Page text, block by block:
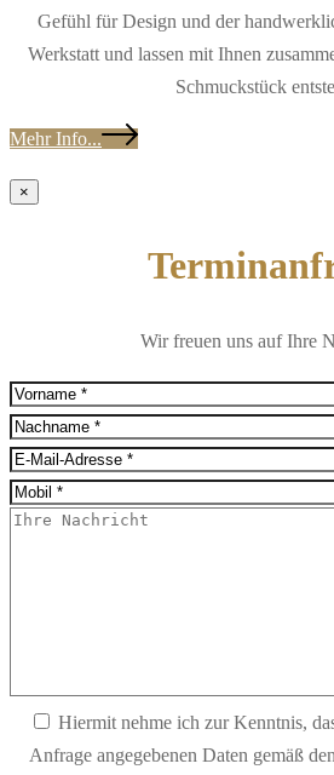
Gefühl für Design und der
Werkstatt und lassen mit Ihnen
Schmuckstück
Mehr Info...
×
Wir freuen uns auf Ihre
Hiermit nehme ich zur Kenntnis,
Anfrage angegebenen Daten gemäß den